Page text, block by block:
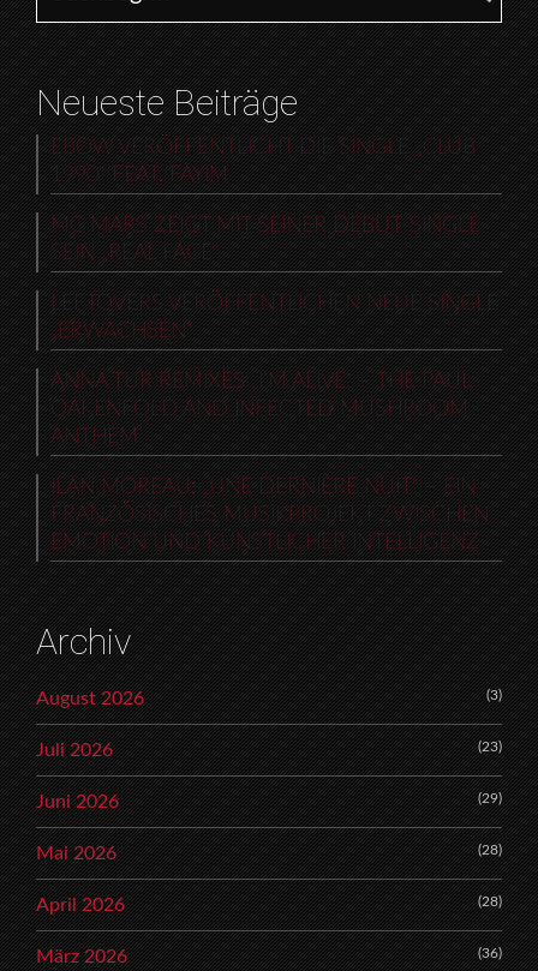
Neueste Beiträge
EBOW VERÖFFENTLICHT DIE SINGLE „CLUB
1990“ FEAT. FAYIM
MC MARS ZEIGT MIT SEINER DEBUT-SINGLE
SEIN „REAL FACE“
LEFTOVERS VERÖFFENTLICHEN NEUE SINGLE
„ERWACHSEN“
ANNA TUR REMIXES „I’M ALIVE“ – THE PAUL
OAKENFOLD AND INFECTED MUSHROOM
ANTHEM
ILAN MOREAU: „UNE DERNIÈRE NUIT“ – EIN
FRANZÖSISCHES MUSIKPROJEKT ZWISCHEN
EMOTION UND KÜNSTLICHER INTELLIGENZ
Archiv
August 2026 (3)
Juli 2026 (23)
Juni 2026 (29)
Mai 2026 (28)
April 2026 (28)
März 2026 (36)